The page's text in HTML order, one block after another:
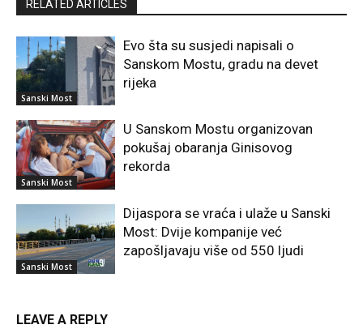
RELATED ARTICLES
Sanski Most
Evo šta su susjedi napisali o
Sanskom Mostu, gradu na devet
rijeka
Sanski Most
U Sanskom Mostu organizovan
pokušaj obaranja Ginisovog
rekorda
Sanski Most
Dijaspora se vraća i ulaže u Sanski
Most: Dvije kompanije već
zapošljavaju više od 550 ljudi
LEAVE A REPLY